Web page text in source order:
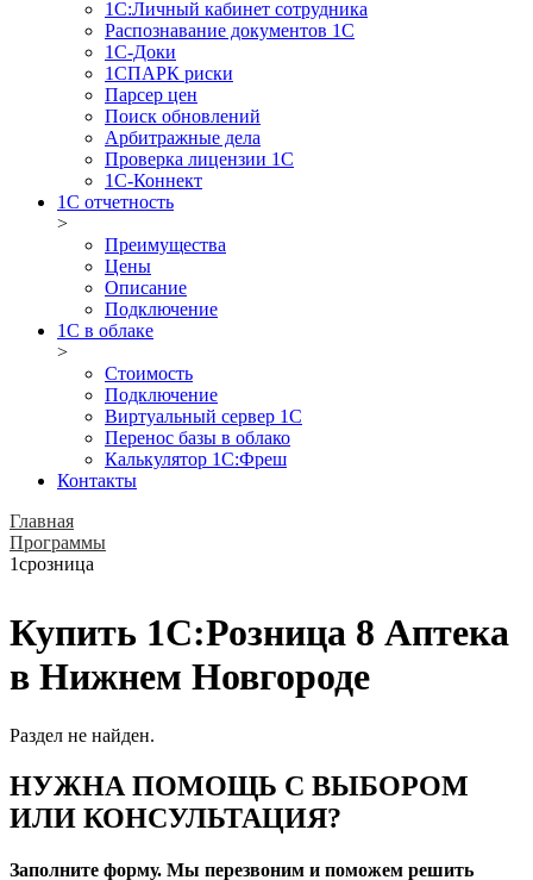
1С:Личный кабинет сотрудника
Распознавание документов 1С
1С-Доки
1CПАРК риски
Парсер цен
Поиск обновлений
Арбитражные дела
Проверка лицензии 1С
1С-Коннект
1C отчетность
>
Преимущества
Цены
Описание
Подключение
1С в облаке
>
Стоимость
Подключение
Виртуальный сервер 1С
Перенос базы в облако
Калькулятор 1С:Фреш
Контакты
Главная
Программы
1срозница
Купить 1С:Розница 8 Аптека
в Нижнем Новгороде
Раздел не найден.
НУЖНА ПОМОЩЬ С ВЫБОРОМ
ИЛИ КОНСУЛЬТАЦИЯ?
Заполните форму. Мы перезвоним и поможем решить